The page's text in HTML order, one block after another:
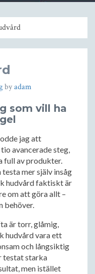
byadam
som vill ha
jag att
avancerade steg,
full av produkter.
mer själv insåg
hudvård faktiskt är
om att göra allt –
behöver.
är torr, glåmig,
hudvård vara ett
och långsiktig
testat starka
men istället